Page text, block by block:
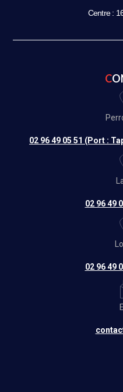
Centre :
02 96 49 05 51 (Port :
02 96 49
02 96 49